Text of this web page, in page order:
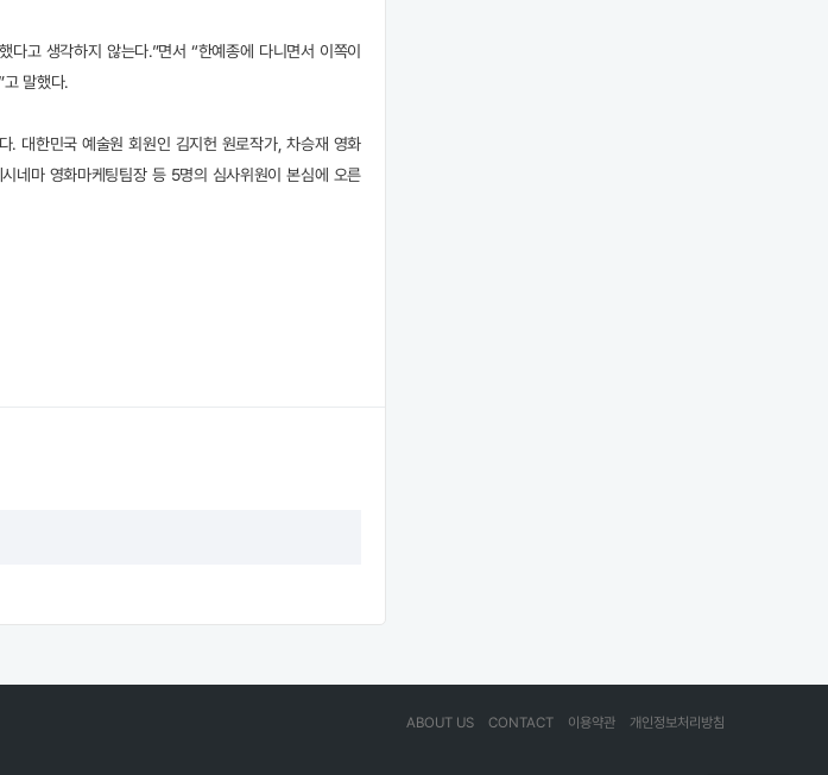
고 생각하지 않는다.”면서 “한예종에 다니면서 이쪽이
고 말했다.
대한민국 예술원 회원인 김지헌 원로작가, 차승재 영화
네마 영화마케팅팀장 등 5명의 심사위원이 본심에 오른
개인정보처리방침
이용약관
CONTACT
ABOUT US